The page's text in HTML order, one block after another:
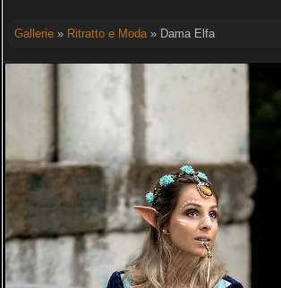
Gallerie» Ritratto e Moda» Dama Elfa